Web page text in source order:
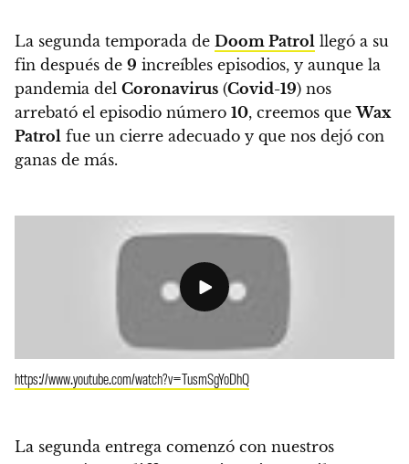
La segunda temporada de Doom Patrol llegó a su
fin después de 9 increíbles episodios, y aunque la
pandemia del Coronavirus (Covid-19) nos
arrebató el episodio número 10, creemos queWax
Patrol fue un cierre adecuado y que nos dejó con
ganas de más.
https://www.youtube.com/watch?v=TusmSgYoDhQ
La segunda entrega comenzó con nuestros